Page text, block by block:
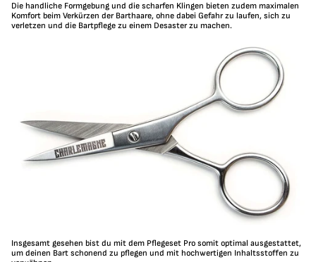
Die handliche Formgebung und die scharfen Klingen bieten zudem maximalen
Komfort beim Verkürzen der Barthaare, ohne dabei Gefahr zu laufen, sich zu
verletzen und die Bartpflege zu einem Desaster zu machen.
Insgesamt gesehen bist du mit dem Pflegeset Pro somit optimal ausgestattet,
um deinen Bart schonend zu pflegen und mit hochwertigen Inhaltsstoffen zu